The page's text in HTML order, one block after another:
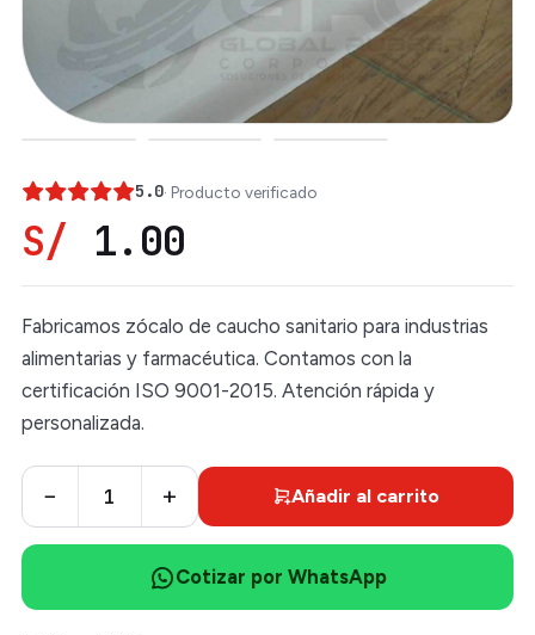
5.0· Producto verificado
S/ 1.00
Fabricamos zócalo de caucho sanitario para industrias
alimentarias y farmacéutica. Contamos con la
certificación ISO 9001-2015. Atención rápida y
personalizada.
− + Añadir al carrito
Cotizar por WhatsApp